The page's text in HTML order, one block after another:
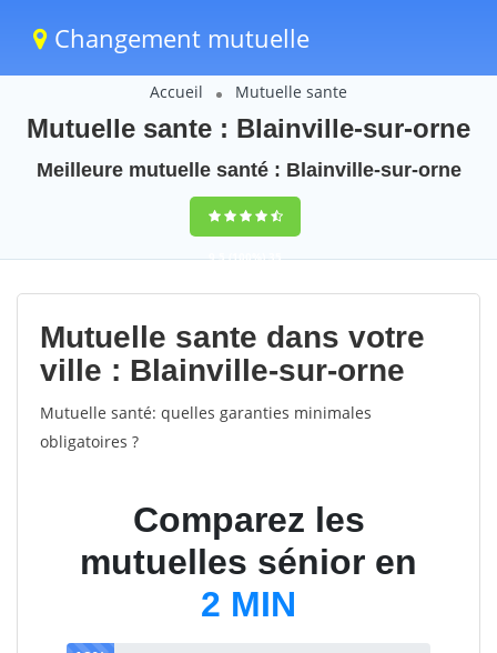
Changement mutuelle
Accueil Mutuelle sante
Mutuelle sante : Blainville-sur-orne
Meilleure mutuelle santé : Blainville-sur-orne
9,5(100%)35
votes
Mutuelle sante dans votre
ville : Blainville-sur-orne
Mutuelle santé: quelles garanties minimales
obligatoires ?